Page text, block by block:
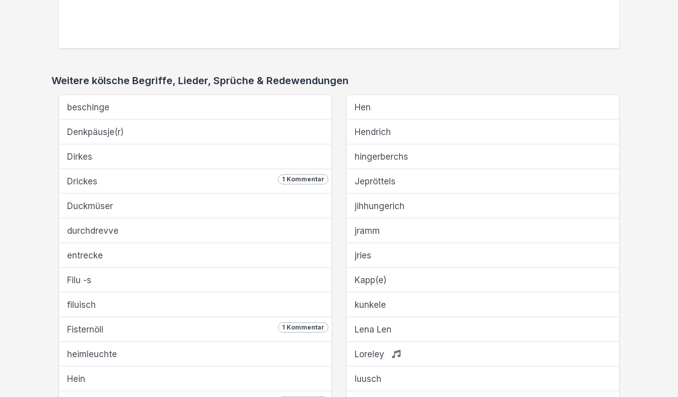
Weitere kölsche Begriffe, Lieder, Sprüche & Redewendungen
beschinge
Denkpäusje(r)
Dirkes
1 Kommentar
Drickes
Duckmüser
durchdrevve
entrecke
Filu -s
filuisch
1 Kommentar
Fisternöll
heimleuchte
Hein
Hen
Hendrich
hingerberchs
Jepröttels
jihhungerich
jramm
jries
Kapp(e)
kunkele
Lena Len
Loreley
luusch